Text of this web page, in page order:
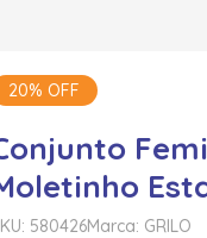
20% OFF
580426Marca: GRILO